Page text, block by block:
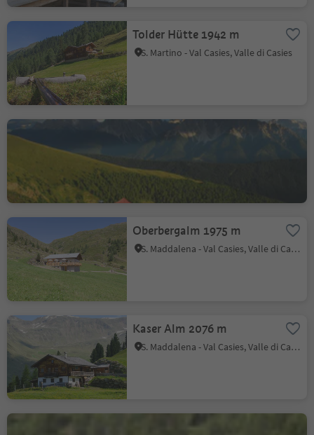
Tolder Hütte 1942 m
S. Martino - Val Casies, Valle di Casies
Rifugio alpino
Oberbergalm 1975 m
S. Maddalena - Val Casies, Valle di Casies
Kaser Alm 2076 m
S. Maddalena - Val Casies, Valle di Casies
Ascht Alm 1950 m